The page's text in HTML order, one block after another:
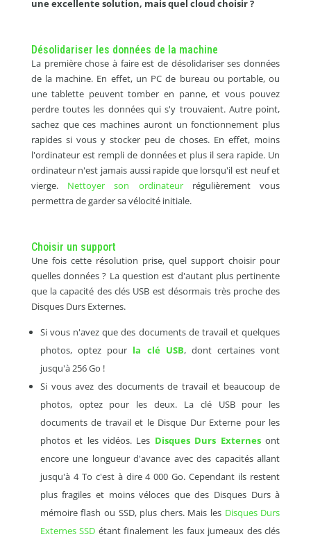
une excellente solution, mais quel cloud choisir ?
Désolidariser les données de la machine
La première chose à faire est de désolidariser ses données
de la machine. En effet, un PC de bureau ou portable, ou
une tablette peuvent tomber en panne, et vous pouvez
perdre toutes les données qui s'y trouvaient. Autre point,
sachez que ces machines auront un fonctionnement plus
rapides si vous y stocker peu de choses. En effet, moins
l'ordinateur est rempli de données et plus il sera rapide. Un
ordinateur n'est jamais aussi rapide que lorsqu'il est neuf et
vierge. Nettoyer son ordinateurrégulièrement vous
permettra de garder sa vélocité initiale.
Choisir un support
Une fois cette résolution prise, quel support choisir pour
quelles données ? La question est d'autant plus pertinente
que la capacité des clés USB est désormais très proche des
Disques Durs Externes.
Si vous n'avez que des documents de travail et quelques
photos, optez pour la clé USB, dont certaines vont
jusqu'à 256 Go !
Si vous avez des documents de travail et beaucoup de
photos, optez pour les deux. La clé USB pour les
documents de travail et le Disque Dur Externe pour les
photos et les vidéos. Les Disques Durs Externesont
encore une longueur d'avance avec des capacités allant
jusqu'à 4 To c'est à dire 4 000 Go. Cependant ils restent
plus fragiles et moins véloces que des Disques Durs à
mémoire flash ou SSD, plus chers. Mais les Disques Durs
Externes SSD étant finalement les faux jumeaux des clés